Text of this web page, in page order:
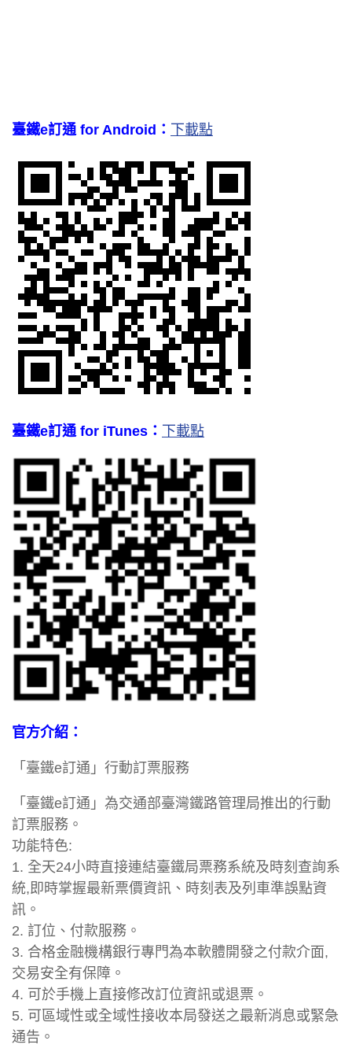
臺鐵e訂通 for Android： 下載點
臺鐵e訂通 for iTunes： 下載點
官方介紹：
「臺鐵e訂通」行動訂票服務
「臺鐵e訂通」為交通部臺灣鐵路管理局推出的行動
訂票服務。
功能特色:
1. 全天24小時直接連結臺鐵局票務系統及時刻查詢系
統,即時掌握最新票價資訊、時刻表及列車準誤點資
訊。
2. 訂位、付款服務。
3. 合格金融機構銀行專門為本軟體開發之付款介面,
交易安全有保障。
4. 可於手機上直接修改訂位資訊或退票。
5. 可區域性或全域性接收本局發送之最新消息或緊急
通告。